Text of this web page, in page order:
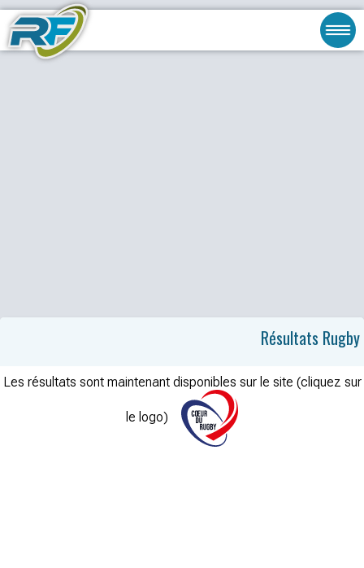
Résultats Rugby
Les résultats sont maintenant disponibles sur le site (cliquez sur
le logo)